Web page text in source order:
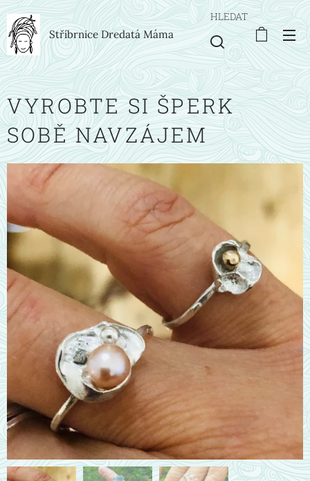
Stříbrnice Dredatá Máma
HLEDAT
VYROBTE SI ŠPERK
SOBĚ NAVZÁJEM